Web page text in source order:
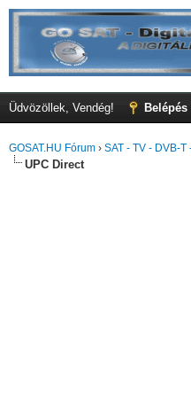
Üdvözöllek, Vendég! Belépés
GOSAT.HU Fórum › SAT - TV - DVB-T
UPC Direct